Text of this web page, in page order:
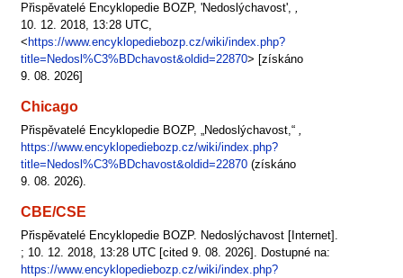
Přispěvatelé Encyklopedie BOZP, 'Nedoslýchavost',
10. 12. 2018, 13:28 UTC,
< https://www.encyklopediebozp.cz/wiki/index.php?
title=Nedosl%C3%BDchavost&oldid=22870> [získáno
9. 08. 2026]
Chicago
Přispěvatelé Encyklopedie BOZP, „Nedoslýchavost,“ ,
https://www.encyklopediebozp.cz/wiki/index.php?
title=Nedosl%C3%BDchavost&oldid=22870(získáno
9. 08. 2026).
CBE/CSE
Přispěvatelé Encyklopedie BOZP. Nedoslýchavost [Internet].
; 10. 12. 2018, 13:28 UTC [cited 9. 08. 2026]. Dostupné na:
https://www.encyklopediebozp.cz/wiki/index.php?